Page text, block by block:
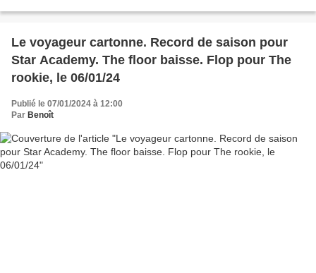
Le voyageur cartonne. Record de saison pour
Star Academy. The floor baisse. Flop pour The
rookie, le 06/01/24
Publié le 07/01/2024 à 12:00
Par Benoît